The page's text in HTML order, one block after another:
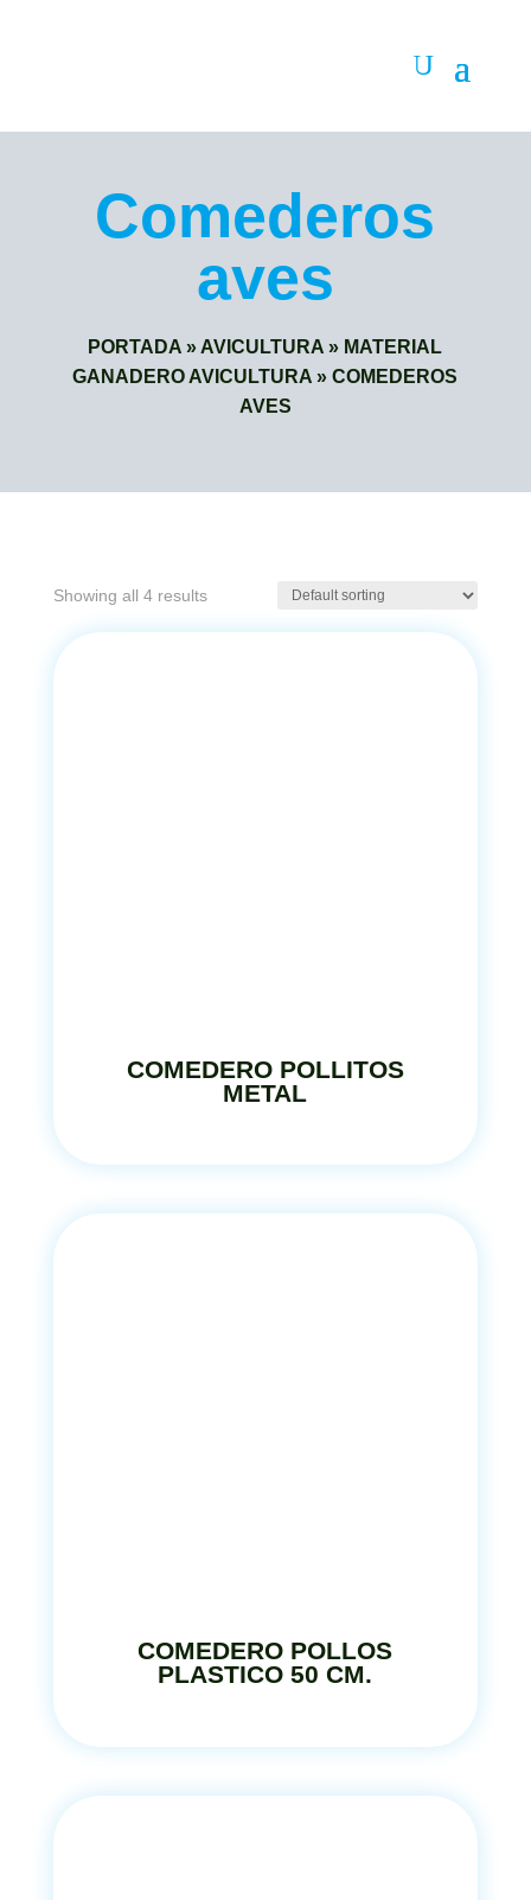
Comederos
aves
PORTADA » AVICULTURA » MATERIAL
GANADERO AVICULTURA »COMEDEROS
AVES
Showing all 4 results
COMEDERO POLLITOS
METAL
COMEDERO POLLOS
PLASTICO 50 CM.